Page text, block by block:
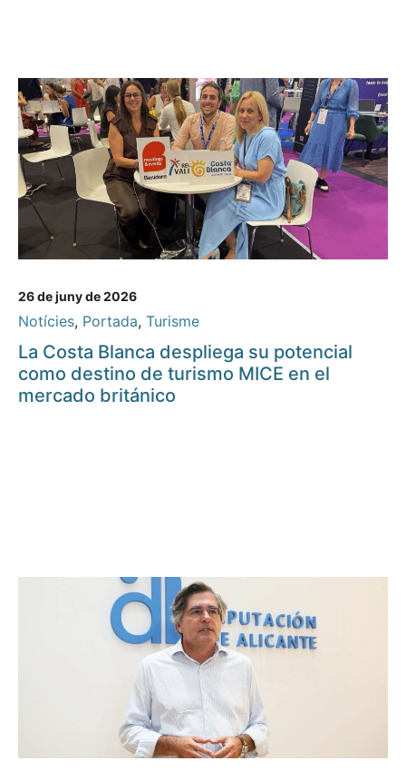
26 de juny de 2026
Notícies, Portada, Turisme
La Costa Blanca despliega su potencial
como destino de turismo MICE en el
mercado británico